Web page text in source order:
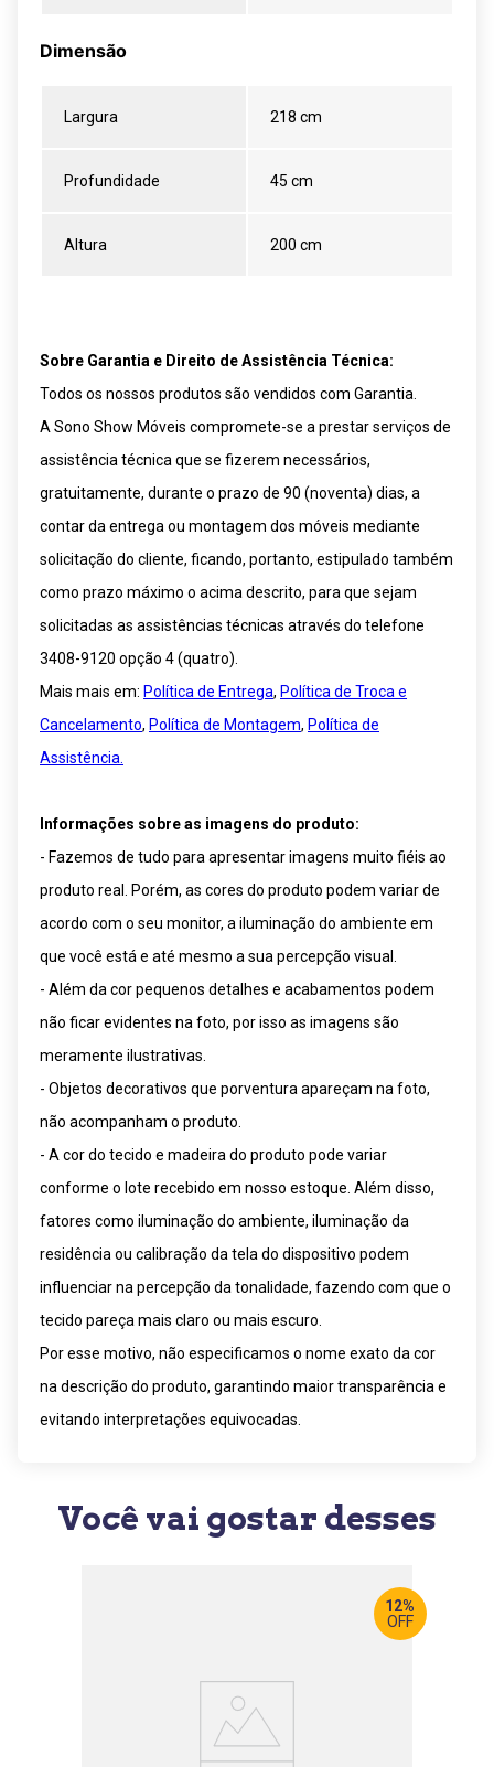
Dimensão
Largura 218 cm
Profundidade 45 cm
Altura 200 cm
Sobre Garantia e Direito de Assistência Técnica:
Todos os nossos produtos são vendidos com Garantia.
A Sono Show Móveis compromete-se a prestar serviços de
assistência técnica que se fizerem necessários,
gratuitamente, durante o prazo de 90 (noventa) dias, a
contar da entrega ou montagem dos móveis mediante
solicitação do cliente, ficando, portanto, estipulado também
como prazo máximo o acima descrito, para que sejam
solicitadas as assistências técnicas através do telefone
3408-9120 opção 4 (quatro).
Mais mais em: Política de Entrega, Política de Troca e
Cancelamento, Política de Montagem, Política de
Assistência.
Informações sobre as imagens do produto:
- Fazemos de tudo para apresentar imagens muito fiéis ao
produto real. Porém, as cores do produto podem variar de
acordo com o seu monitor, a iluminação do ambiente em
que você está e até mesmo a sua percepção visual.
- Além da cor pequenos detalhes e acabamentos podem
não ficar evidentes na foto, por isso as imagens são
meramente ilustrativas.
- Objetos decorativos que porventura apareçam na foto,
não acompanham o produto.
- A cor do tecido e madeira do produto pode variar
conforme o lote recebido em nosso estoque. Além disso,
fatores como iluminação do ambiente, iluminação da
residência ou calibração da tela do dispositivo podem
influenciar na percepção da tonalidade, fazendo com que o
tecido pareça mais claro ou mais escuro.
Por esse motivo, não especificamos o nome exato da cor
na descrição do produto, garantindo maior transparência e
evitando interpretações equivocadas.
Você vai gostar desses
12%
OFF